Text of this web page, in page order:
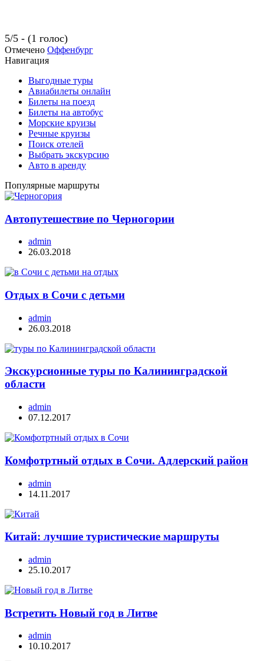
5/5 - (1 голос)
Отмечено Оффенбург
Навигация
Выгодные туры
Авиабилеты онлайн
Билеты на поезд
Билеты на автобус
Морские круизы
Речные круизы
Поиск отелей
Выбрать экскурсию
Авто в аренду
Популярные маршруты
Автопутешествие по Черногории
admin
26.03.2018
Отдых в Сочи с детьми
admin
26.03.2018
Экскурсионные туры по Калининградской
области
admin
07.12.2017
Комфотртный отдых в Сочи. Адлерский район
admin
14.11.2017
Китай: лучшие туристические маршруты
admin
25.10.2017
Встретить Новый год в Литве
admin
10.10.2017